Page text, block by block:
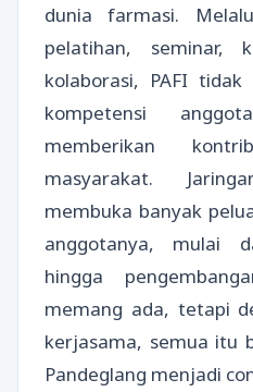
dunia farmasi.
pelatihan, seminar,
kolaborasi, PAFI
kompetensi
memberikan
masyarakat.
membuka banyak
anggotanya, mulai
hingga
memang ada, tetapi
kerjasama, semua itu
Pandeglang menjadi